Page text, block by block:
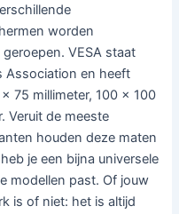
worden
VESA staat
Association en heeft
75 millimeter, 100 x 100
Veruit de meeste
houden deze maten
je een bijna universele
modellen past. Of jouw
is of niet: het is altijd